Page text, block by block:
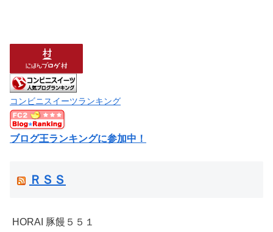
コンビニスイーツランキング
ブログ王ランキングに参加中！
ＲＳＳ
HORAI 豚饅５５１